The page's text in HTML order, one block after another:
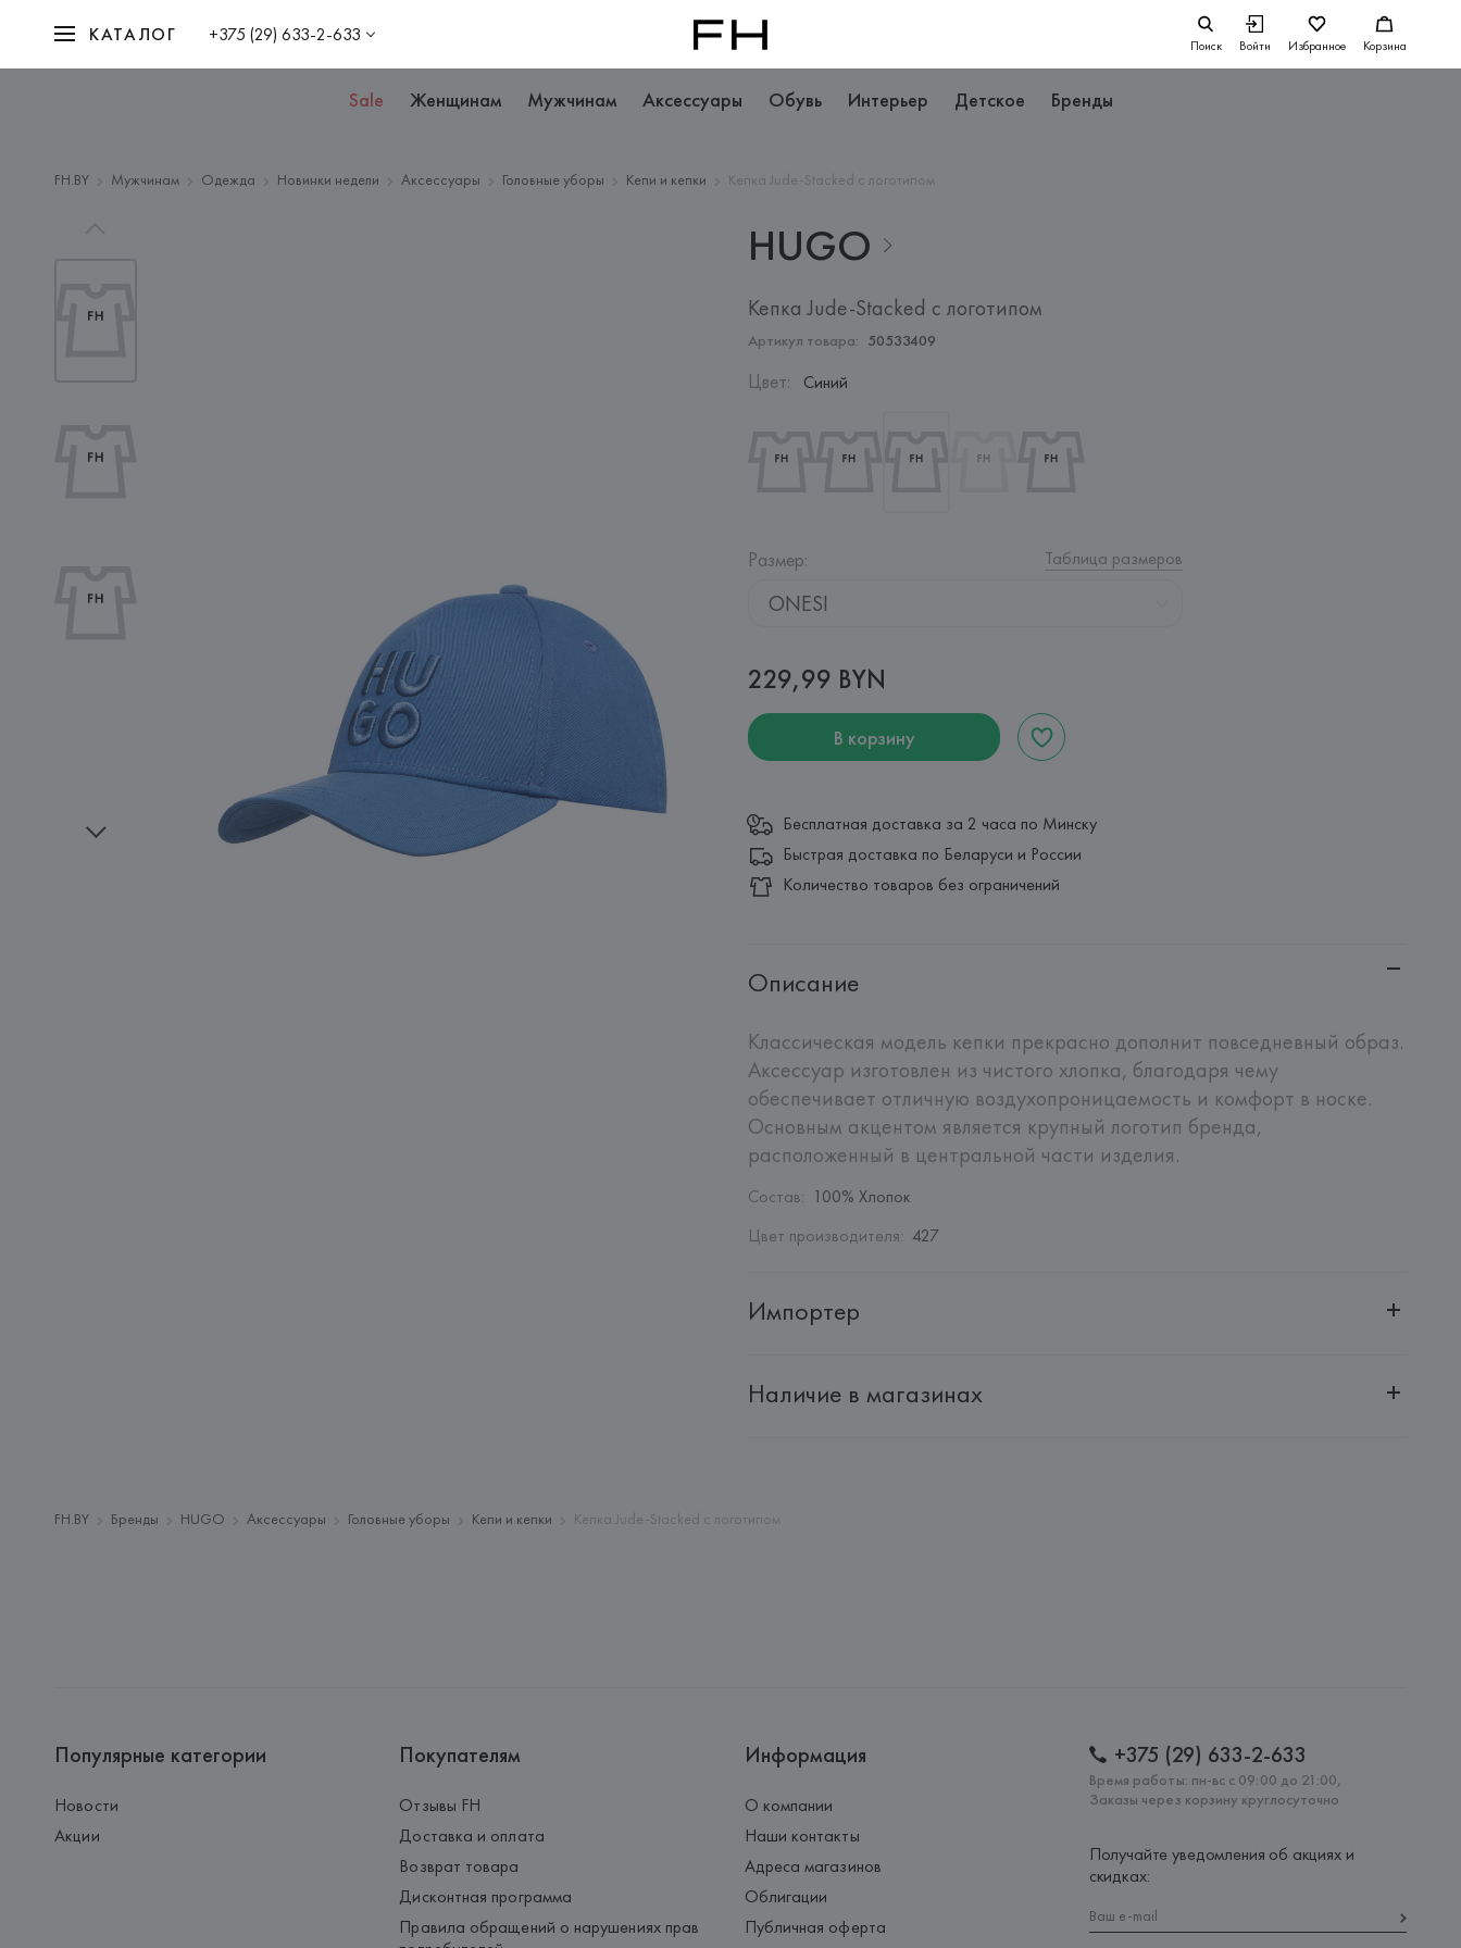
КАТАЛОГ +375 (29) 633-2-633 Поиск Войти Избранное Корзина
Sale Женщинам Мужчинам Аксессуары Обувь Интерьер Детское Бренды
FH.BY Мужчинам Одежда Новинки недели Аксессуары Головные уборы Кепи и кепки Кепка Jude-Stacked с логотипом
HUGO
Кепка Jude-Stacked с логотипом
Артикул товара: 50533409
Цвет: Синий
Размер: Таблица размеров
ONESI
229,99 BYN
В корзину
Бесплатная доставка за 2 часа по Минску
Быстрая доставка по Беларуси и России
Количество товаров без ограничений
Описание
Классическая модель кепки прекрасно дополнит повседневный образ.
Аксессуар изготовлен из чистого хлопка, благодаря чему
обеспечивает отличную воздухопроницаемость и комфорт в носке.
Основным акцентом является крупный логотип бренда,
расположенный в центральной части изделия.
Состав: 100% Хлопок
Цвет производителя: 427
Импортер
Адрес: Республика Беларусь, 220051, г. Минск, ул. Рафиева, д. 64, помещение 2-27
Наличие в магазинах
FH.BY Бренды HUGO Аксессуары Головные уборы Кепи и кепки Кепка Jude-Stacked с логотипом
Популярные категории
Новости
Акции
Покупателям
Отзывы FH
Доставка и оплата
Возврат товара
Дисконтная программа
Правила обращений о нарушениях прав
Информация
О компании
Наши контакты
Адреса магазинов
Облигации
Публичная оферта
+375 (29) 633-2-633
Время работы: пн-вс с 09:00 до 21:00,
Заказы через корзину круглосуточно
Получайте уведомления об акциях и
скидках: